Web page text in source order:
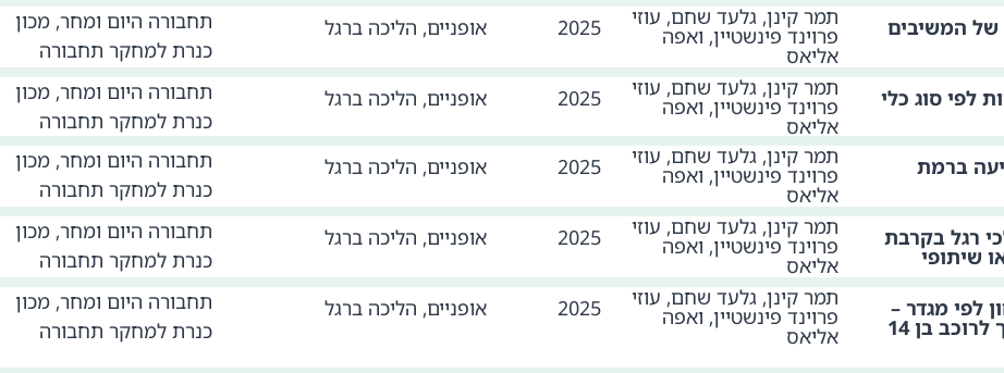
של המשיבים תמר קינן, גלעד שחם, עוזי
פרוינד פינשטיין, ואפה
אליאס
2025 אופניים, הליכה ברגל
תחבורה היום ומחר, מכון
כנרת למחקר תחבורה
לפי סוג כלי תמר קינן, גלעד שחם, עוזי
פרוינד פינשטיין, ואפה
אליאס
2025 אופניים, הליכה ברגל
תחבורה היום ומחר, מכון
כנרת למחקר תחבורה
ברמת תמר קינן, גלעד שחם, עוזי
פרוינד פינשטיין, ואפה
אליאס
2025 אופניים, הליכה ברגל
תחבורה היום ומחר, מכון
כנרת למחקר תחבורה
רגל בקרבת
שיתופי
תמר קינן, גלעד שחם, עוזי
פרוינד פינשטיין, ואפה
אליאס
2025 אופניים, הליכה ברגל
תחבורה היום ומחר, מכון
כנרת למחקר תחבורה
לפי מגדר –
תחושת הביטחון בסמוך לרוכב בן 14
תמר קינן, גלעד שחם, עוזי
פרוינד פינשטיין, ואפה
אליאס
2025 אופניים, הליכה ברגל
תחבורה היום ומחר, מכון
כנרת למחקר תחבורה